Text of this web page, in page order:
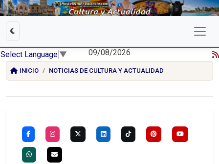
Select Language ▼ 09/08/2026
INICIO NOTICIAS DE CULTURA Y ACTUALIDAD